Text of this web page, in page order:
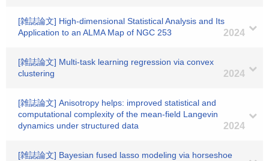
[雑誌論文] High-dimensional Statistical Analysis and Its
Application to an ALMA Map of NGC 253
2024
[雑誌論文] Multi-task learning regression via convex
clustering
2024
[雑誌論文] Anisotropy helps: improved statistical and
computational complexity of the mean-field Langevin
dynamics under structured data
2024
[雑誌論文] Bayesian fused lasso modeling via horseshoe